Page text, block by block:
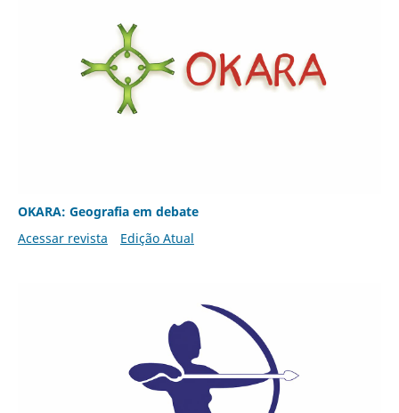
OKARA: Geografia em debate
Acessar revista
Edição Atual